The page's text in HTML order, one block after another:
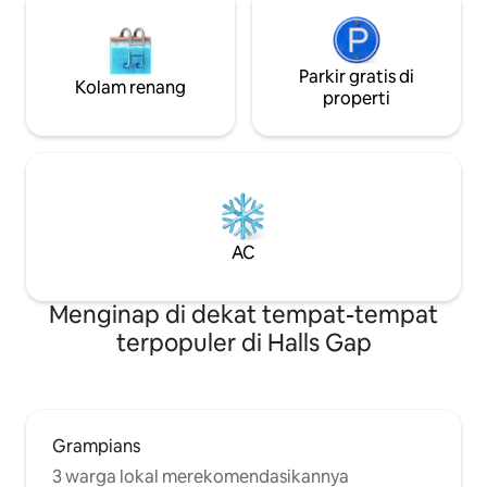
Kolam renang
Parkir gratis di
properti
AC
Menginap di dekat tempat-tempat
terpopuler di Halls Gap
Grampians
3 warga lokal merekomendasikannya